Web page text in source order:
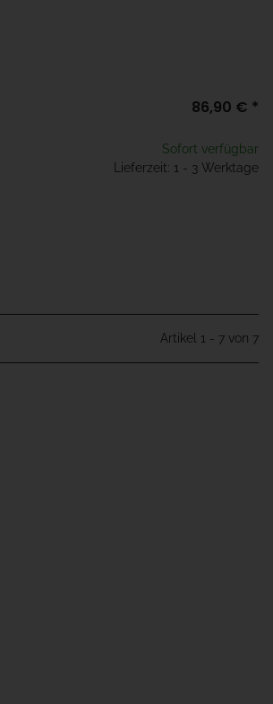
86,90 € *
Sofort verfügbar
Lieferzeit: 1 - 3 Werktage
Artikel 1 - 7 von 7